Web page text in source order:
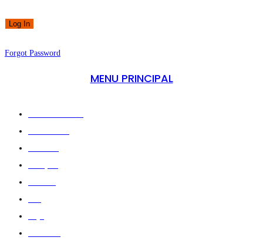
Forgot Password
MENU PRINCIPAL